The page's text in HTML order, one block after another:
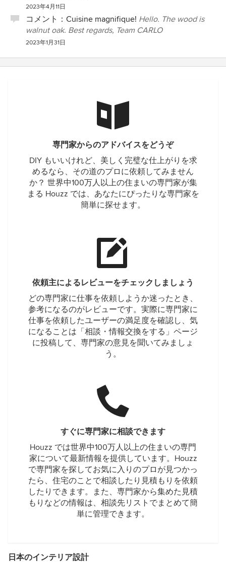
2023年4月11日
コメント： Cuisine magnifique! Hello. The wood is
walnut oak. Best regards, Team CARLO
2023年1月31日
専門家からのアドバイスをどうぞ
DIY もいいけれど、美しく完璧な仕上がりを求
めるなら、その道のプロに依頼してみません
か？ 世界中100万人以上の住まいの専門家が集
まる Houzz では、あなたにぴったりな専門家を
簡単に探せます。
依頼主によるレビューをチェックしましょう
どの専門家に仕事を依頼しようか迷ったとき、
参考になるのがレビューです。実際に専門家に
仕事を依頼したユーザーの満足度を確認し、気
になることは「相談・情報交換をする」ページ
に投稿して、専門家の意見を聞いてみましょ
う。
すぐに専門家に相談できます
Houzz では世界中100万人以上の住まいの専門
家について最新情報を提供しています。Houzz
で専門家を探してお気に入りのプロが見つかっ
たら、住宅のことで相談したり見積もりを依頼
したりできます。また、専門家から集めた見積
もりなどの情報は、相談先リストでまとめて簡
単に管理できます。
日本のインテリア設計